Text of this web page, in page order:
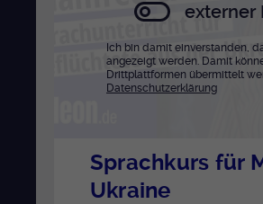
externer
Ich bin damit einverstanden,
angezeigt werden. Damit
Drittplattformen übermittelt
Datenschutzerklärung
Sprachkurs für
Ukraine